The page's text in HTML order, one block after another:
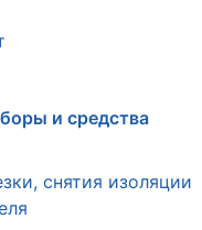
и средства
снятия изоляции